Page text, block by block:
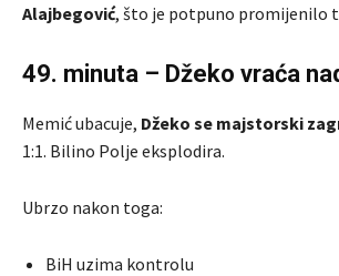
Alajbegović, što je potpuno promijenilo
49. minuta – Džeko vraća
Memić ubacuje, Džeko se majstorski
1:1. Bilino Polje eksplodira.
Ubrzo nakon toga:
BiH uzima kontrolu